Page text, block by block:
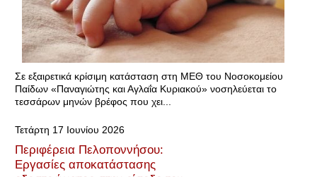
Σε εξαιρετικά κρίσιμη κατάσταση στη ΜΕΘ του Νοσοκομείου
Παίδων «Παναγιώτης και Αγλαΐα Κυριακού» νοσηλεύεται το
τεσσάρων μηνών βρέφος που χει...
Τετάρτη 17 Ιουνίου 2026
Περιφέρεια Πελοποννήσου:
Εργασίες αποκατάστασης